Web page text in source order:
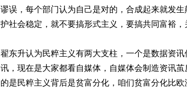
谬误，每个部门认为自己是对的，合成起来就发
护社会稳定，就不要搞形式主义，要搞共同富裕，
翟东升认为民粹主义有两大支柱，一个是数据资
讯，现在是大家都看自媒体，自媒体会制造资讯
的是民粹主义背后是贫富分化，咱们贫富分化比